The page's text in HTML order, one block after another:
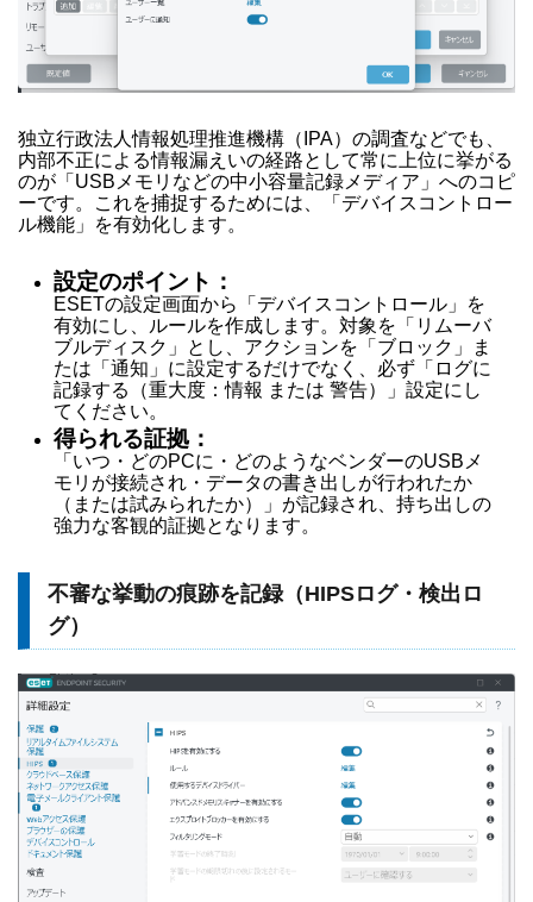
独立行政法人情報処理推進機構（IPA）の調査などでも、
内部不正による情報漏えいの経路として常に上位に挙がる
のが「USBメモリなどの中小容量記録メディア」へのコピ
ーです。これを捕捉するためには、「デバイスコントロー
ル機能」を有効化します。
設定のポイント：
ESETの設定画面から「デバイスコントロール」を
有効にし、ルールを作成します。対象を「リムーバ
ブルディスク」とし、アクションを「ブロック」ま
たは「通知」に設定するだけでなく、必ず「ログに
記録する（重大度：情報 または 警告）」設定にし
てください。
得られる証拠：
「いつ・どのPCに・どのようなベンダーのUSBメ
モリが接続され・データの書き出しが行われたか
（または試みられたか）」が記録され、持ち出しの
強力な客観的証拠となります。
不審な挙動の痕跡を記録（HIPSログ・検出ロ
グ）